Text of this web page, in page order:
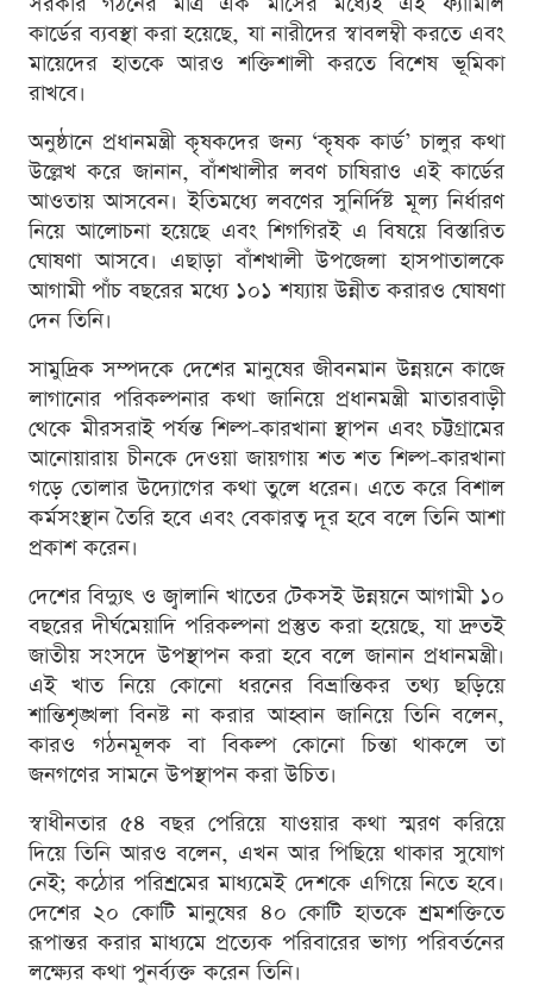
কার্ডের ব্যবস্থা করা হয়েছে, যা নারীদের স্বাবলম্বী করতে এবং
মায়েদের হাতকে আরও শক্তিশালী করতে বিশেষ ভূমিকা
রাখবে।
অনুষ্ঠানে প্রধানমন্ত্রী কৃষকদের জন্য ‘কৃষক কার্ড’ চালুর কথা
উল্লেখ করে জানান, বাঁশখালীর লবণ চাষিরাও এই কার্ডের
আওতায় আসবেন। ইতিমধ্যে লবণের সুনির্দিষ্ট মূল্য নির্ধারণ
নিয়ে আলোচনা হয়েছে এবং শিগগিরই এ বিষয়ে বিস্তারিত
ঘোষণা আসবে। এছাড়া বাঁশখালী উপজেলা হাসপাতালকে
আগামী পাঁচ বছরের মধ্যে ১০১ শয্যায় উন্নীত করারও ঘোষণা
দেন তিনি।
সামুদ্রিক সম্পদকে দেশের মানুষের জীবনমান উন্নয়নে কাজে
লাগানোর পরিকল্পনার কথা জানিয়ে প্রধানমন্ত্রী মাতারবাড়ী
থেকে মীরসরাই পর্যন্ত শিল্প-কারখানা স্থাপন এবং চট্টগ্রামের
আনোয়ারায় চীনকে দেওয়া জায়গায় শত শত শিল্প-কারখানা
গড়ে তোলার উদ্যোগের কথা তুলে ধরেন। এতে করে বিশাল
কর্মসংস্থান তৈরি হবে এবং বেকারত্ব দূর হবে বলে তিনি আশা
প্রকাশ করেন।
দেশের বিদ্যুৎ ও জ্বালানি খাতের টেকসই উন্নয়নে আগামী ১০
বছরের দীর্ঘমেয়াদি পরিকল্পনা প্রস্তুত করা হয়েছে, যা দ্রুতই
জাতীয় সংসদে উপস্থাপন করা হবে বলে জানান প্রধানমন্ত্রী।
এই খাত নিয়ে কোনো ধরনের বিভ্রান্তিকর তথ্য ছড়িয়ে
শান্তিশৃঙ্খলা বিনষ্ট না করার আহ্বান জানিয়ে তিনি বলেন,
কারও গঠনমূলক বা বিকল্প কোনো চিন্তা থাকলে তা
জনগণের সামনে উপস্থাপন করা উচিত।
স্বাধীনতার ৫৪ বছর পেরিয়ে যাওয়ার কথা স্মরণ করিয়ে
দিয়ে তিনি আরও বলেন, এখন আর পিছিয়ে থাকার সুযোগ
নেই; কঠোর পরিশ্রমের মাধ্যমেই দেশকে এগিয়ে নিতে হবে।
দেশের ২০ কোটি মানুষের ৪০ কোটি হাতকে শ্রমশক্তিতে
রূপান্তর করার মাধ্যমে প্রত্যেক পরিবারের ভাগ্য পরিবর্তনের
লক্ষ্যের কথা পুনর্ব্যক্ত করেন তিনি।